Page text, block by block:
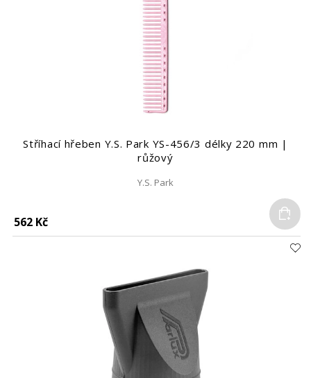
Stříhací hřeben Y.S. Park YS-456/3 délky 220 mm |
růžový
Y.S. Park
562 Kč